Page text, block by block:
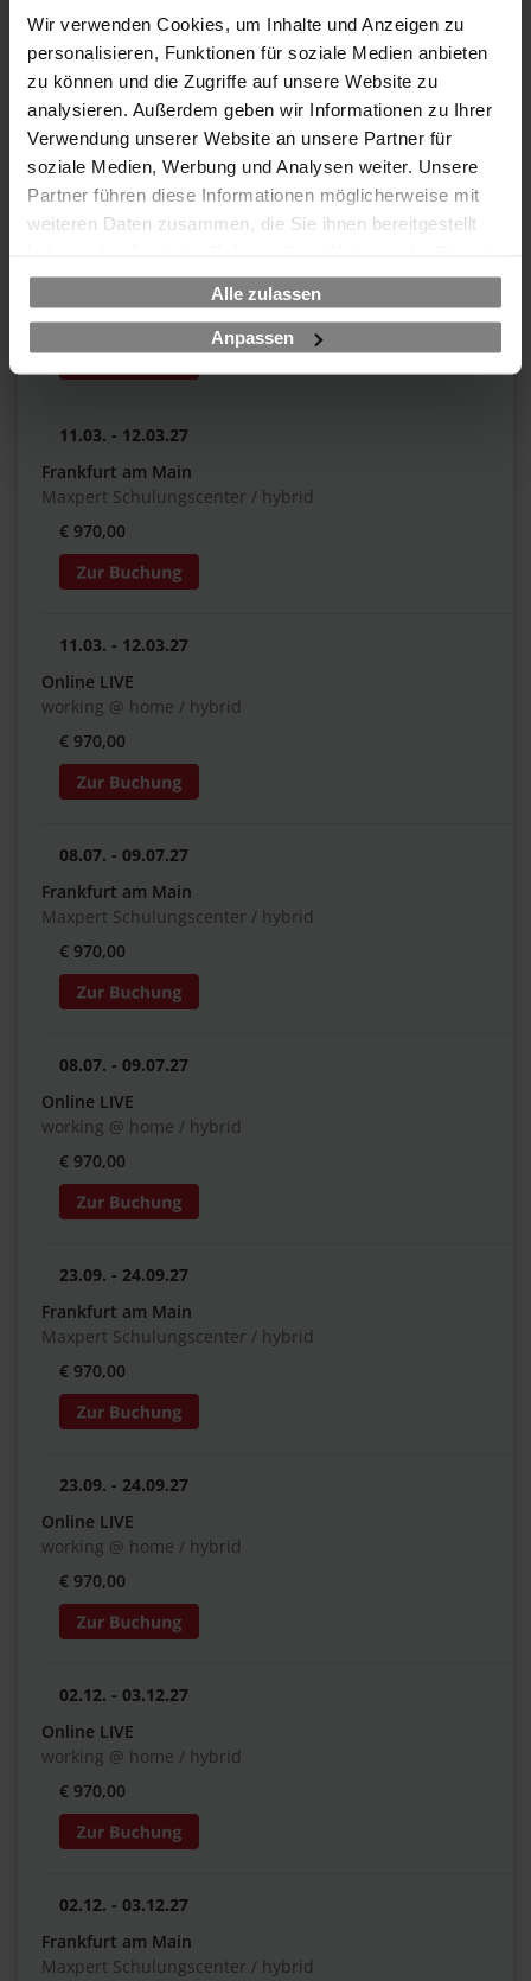
Wir verwenden Cookies, um Inhalte und Anzeigen zu
personalisieren, Funktionen für soziale Medien anbieten
zu können und die Zugriffe auf unsere Website zu
analysieren. Außerdem geben wir Informationen zu Ihrer
Verwendung unserer Website an unsere Partner für
soziale Medien, Werbung und Analysen weiter. Unsere
Partner führen diese Informationen möglicherweise mit
weiteren Daten zusammen, die Sie ihnen bereitgestellt
gesammelt haben.
Alle zulassen
Anpassen
10.12. - 11.12.26
Online LIVE
working @ home / hybrid
€ 970,00
10.12. - 11.12.26
Maxpert Schulungscenter / hybrid
€ 970,00
11.03. - 12.03.27
Frankfurt am Main
Maxpert Schulungscenter / hybrid
€ 970,00
11.03. - 12.03.27
Online LIVE
working @ home / hybrid
€ 970,00
08.07. - 09.07.27
Frankfurt am Main
Maxpert Schulungscenter / hybrid
€ 970,00
08.07. - 09.07.27
Online LIVE
working @ home / hybrid
€ 970,00
23.09. - 24.09.27
Frankfurt am Main
Maxpert Schulungscenter / hybrid
€ 970,00
23.09. - 24.09.27
Online LIVE
working @ home / hybrid
€ 970,00
02.12. - 03.12.27
Online LIVE
working @ home / hybrid
€ 970,00
02.12. - 03.12.27
Frankfurt am Main
Maxpert Schulungscenter / hybrid